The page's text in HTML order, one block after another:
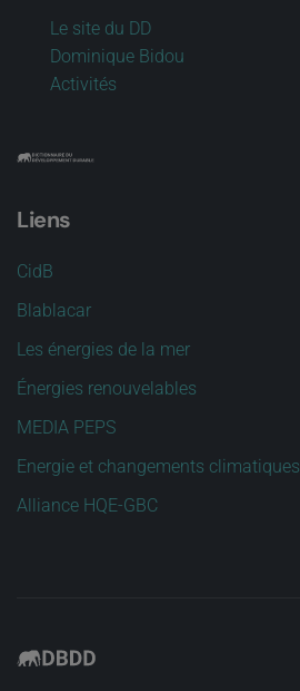
Le site du DD
Dominique Bidou
Activités
Liens
CidB
Blablacar
Les énergies de la mer
Énergies renouvelables
MEDIA PEPS
Energie et changements climatiques
Alliance HQE-GBC